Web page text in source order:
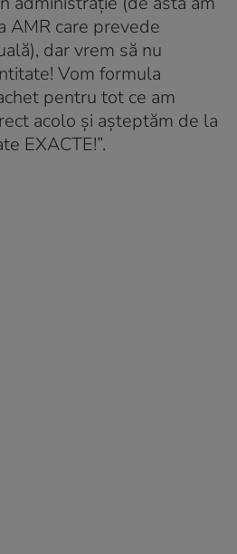
AMR care prevede
dar vrem să nu
Vom formula
pentru tot ce am
acolo și așteptăm de la
EXACTE!”.